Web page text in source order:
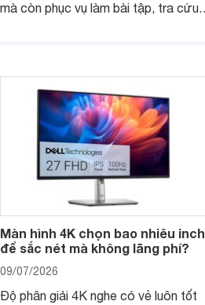
mà còn phục vụ làm bài tập, tra cứu,
thay vì chỉ so sánh cấu hình trên giấy.
Màn hình 4K chọn bao nhiêu inch
để sắc nét mà không lãng phí?
09/07/2026
Độ phân giải 4K nghe có vẻ luôn tốt